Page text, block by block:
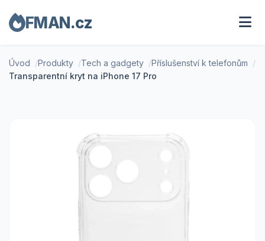
FMAN.cz
Úvod Produkty Tech a gadgety
Příslušenství k telefonům
Transparentní kryt na iPhone 17 Pro